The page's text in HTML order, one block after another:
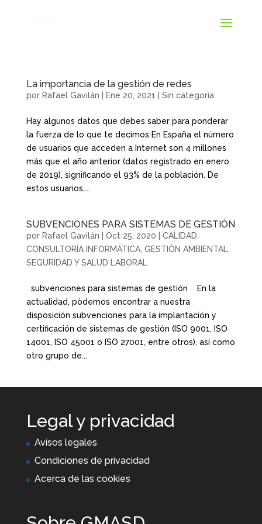
La importancia de la gestión de redes
por Rafael Gavilán Ene 20, 2021 Sin categoría
Hay algunos datos que debes saber para ponderar
la fuerza de lo que te decimos En España el número
de usuarios que acceden a Internet son 4 millones
más que el año anterior (datos registrado en enero
de 2019), significando el 93% de la población. De
estos usuarios,...
SUBVENCIONES PARA SISTEMAS DE GESTIÓN
por Rafael Gavilán Oct 25, 2020 CALIDAD
CONSULTORÍA INFORMÁTICA, GESTIÓN AMBIENTAL
SEGURIDAD Y SALUD LABORAL
subvenciones para sistemas de gestión En la
actualidad, pòdemos encontrar a nuestra
disposición subvenciones para la implantación y
certificación de sistemas de gestión (ISO 9001, ISO
14001, ISO 45001 o ISO 27001, entre otros), así como
otro grupo de...
Legal y privacidad
Avisos legales
Condiciones de privacidad
Acerca de las cookies